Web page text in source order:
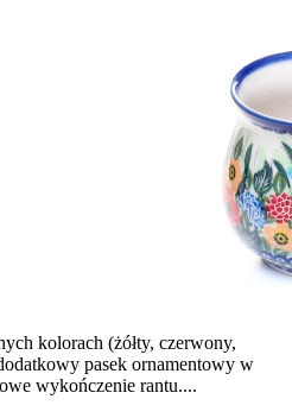
kolorach (żółty, czerwony,
pasek ornamentowy w
wykończenie rantu....